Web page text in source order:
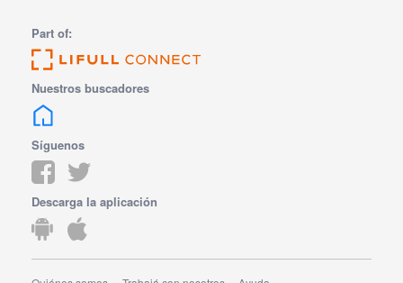
Part of:
Nuestros buscadores
Síguenos
Descarga la aplicación